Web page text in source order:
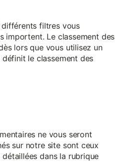
différents filtres vous
importent. Le classement des
lors que vous utilisez un
le classement des
ne vous seront
sur notre site sont ceux
dans la rubrique